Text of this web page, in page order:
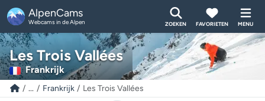
AlpenCams
Webcams in de Alpen ZOEKEN FAVORIETEN MENU
Les Trois Vallées
Frankrijk
... Frankrijk Les Trois Vallées